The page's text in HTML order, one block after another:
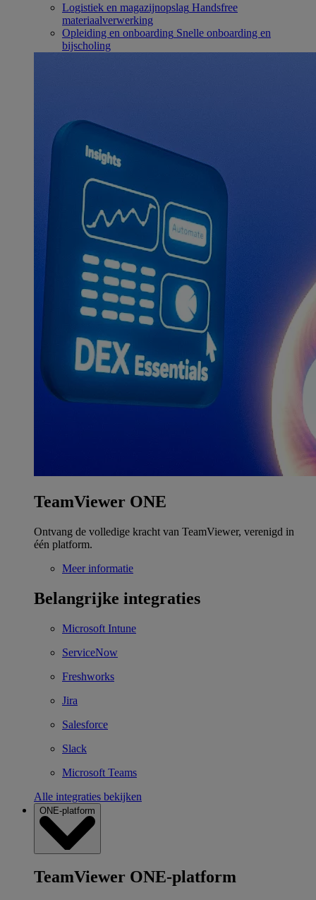
Logistiek en magazijnopslag Handsfree
materiaalverwerking
Opleiding en onboarding Snelle onboarding en
bijscholing
TeamViewer ONE
Ontvang de volledige kracht van TeamViewer, verenigd in
één platform.
Meer informatie
Belangrijke integraties
Microsoft Intune
ServiceNow
Freshworks
Jira
Salesforce
Slack
Microsoft Teams
Alle integraties bekijken
ONE-platform
TeamViewer ONE-platform